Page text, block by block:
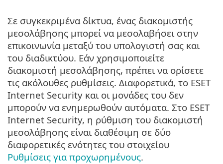
Σε συγκεκριμένα δίκτυα, ένας διακομιστής
μεσολάβησης μπορεί να μεσολαβήσει στην
επικοινωνία μεταξύ του υπολογιστή σας και
του διαδικτύου. Εάν χρησιμοποιείτε
διακομιστή μεσολάβησης, πρέπει να ορίσετε
τις ακόλουθες ρυθμίσεις. Διαφορετικά, το ESET
Internet Security και οι μονάδες του δεν
μπορούν να ενημερωθούν αυτόματα. Στο ESET
Internet Security, η ρύθμιση του διακομιστή
μεσολάβησης είναι διαθέσιμη σε δύο
διαφορετικές ενότητες του στοιχείου
Ρυθμίσεις για προχωρημένους.